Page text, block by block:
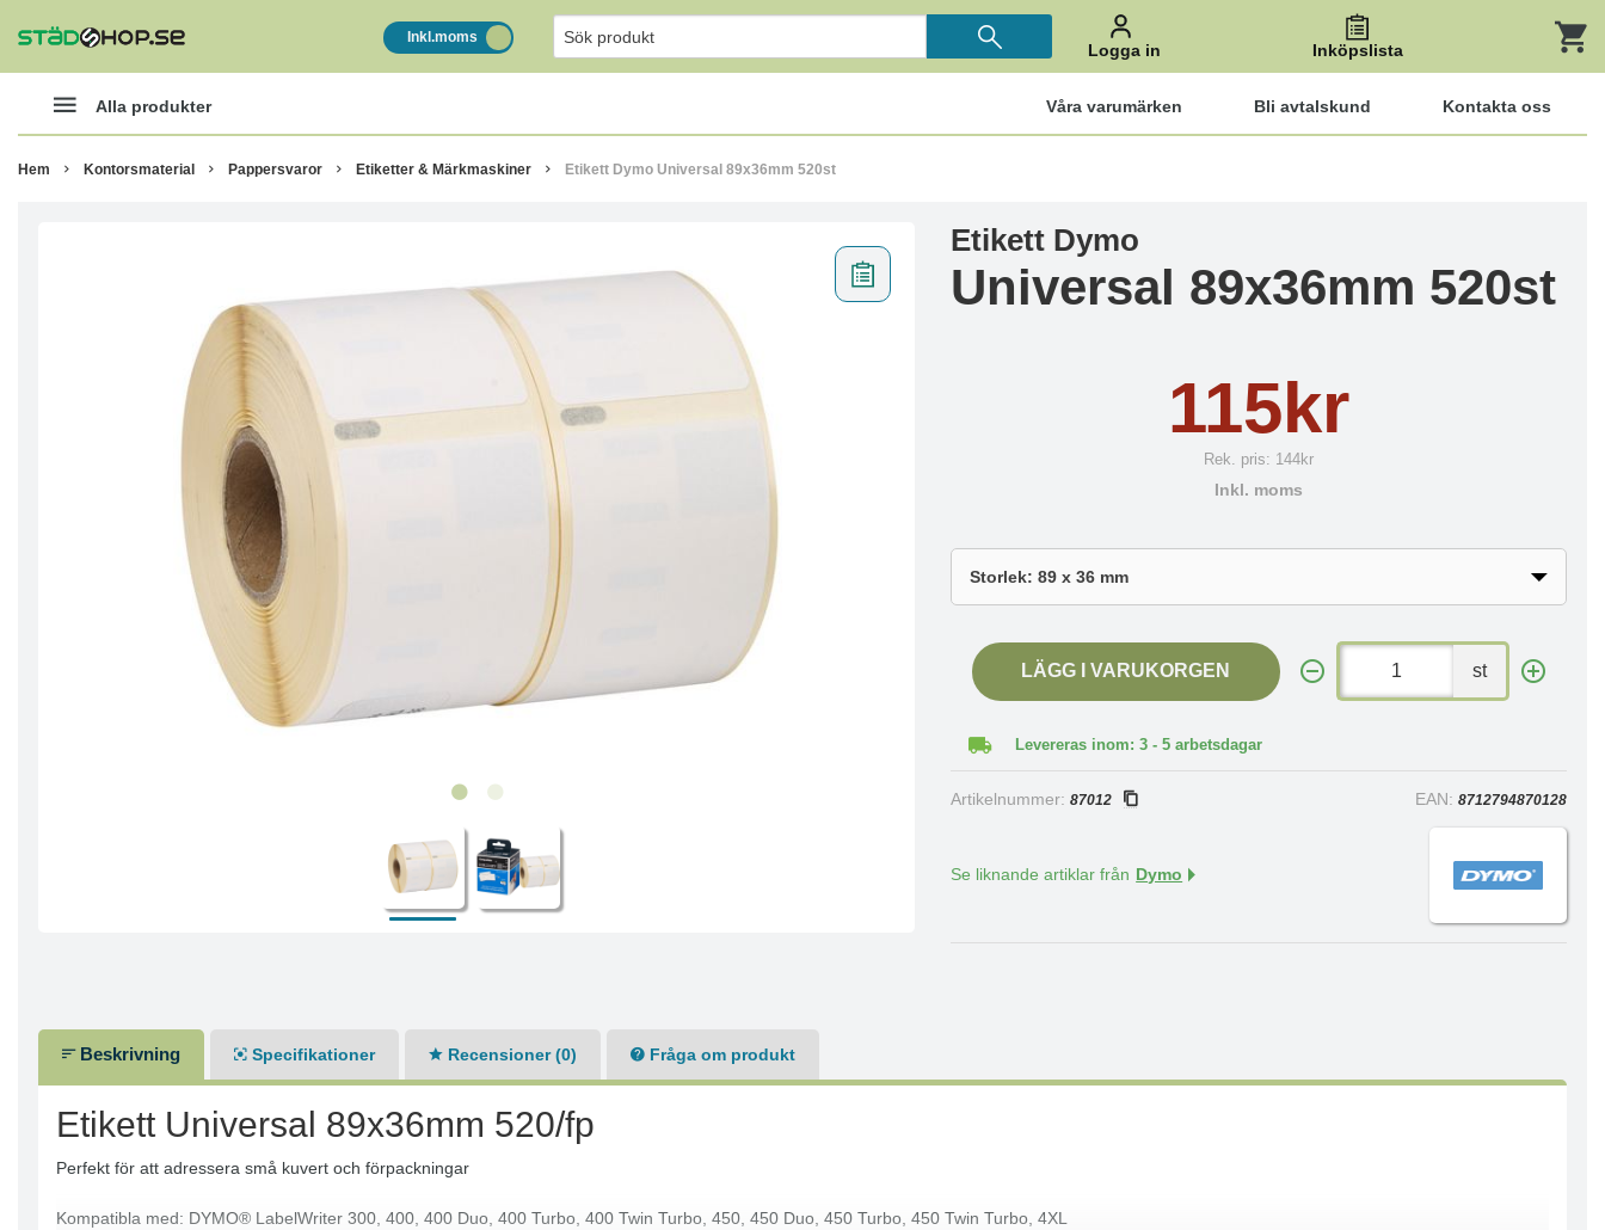
Inkl.moms
Logga in Inköpslista
Alla produkter Våra varumärken Bli avtalskund Kontakta oss
Hem Kontorsmaterial Pappersvaror Etiketter & Märkmaskiner Etikett Dymo Universal 89x36mm 520st
Etikett Dymo
Universal 89x36mm 520st
115kr
Rek. pris: 144kr
Inkl. moms
LÄGG I VARUKORGEN st
Levereras inom: 3 - 5 arbetsdagar
Artikelnummer:87012 EAN: 8712794870128
Se liknande artiklar från Dymo
Beskrivning Specifikationer Recensioner (0) Fråga om produkt
Etikett Universal 89x36mm 520/fp
Perfekt för att adressera små kuvert och förpackningar
Kompatibla med: DYMO® LabelWriter 300, 400, 400 Duo, 400 Turbo, 400 Twin Turbo, 450, 450 Duo, 450 Turbo, 450 Twin Turbo, 4XL